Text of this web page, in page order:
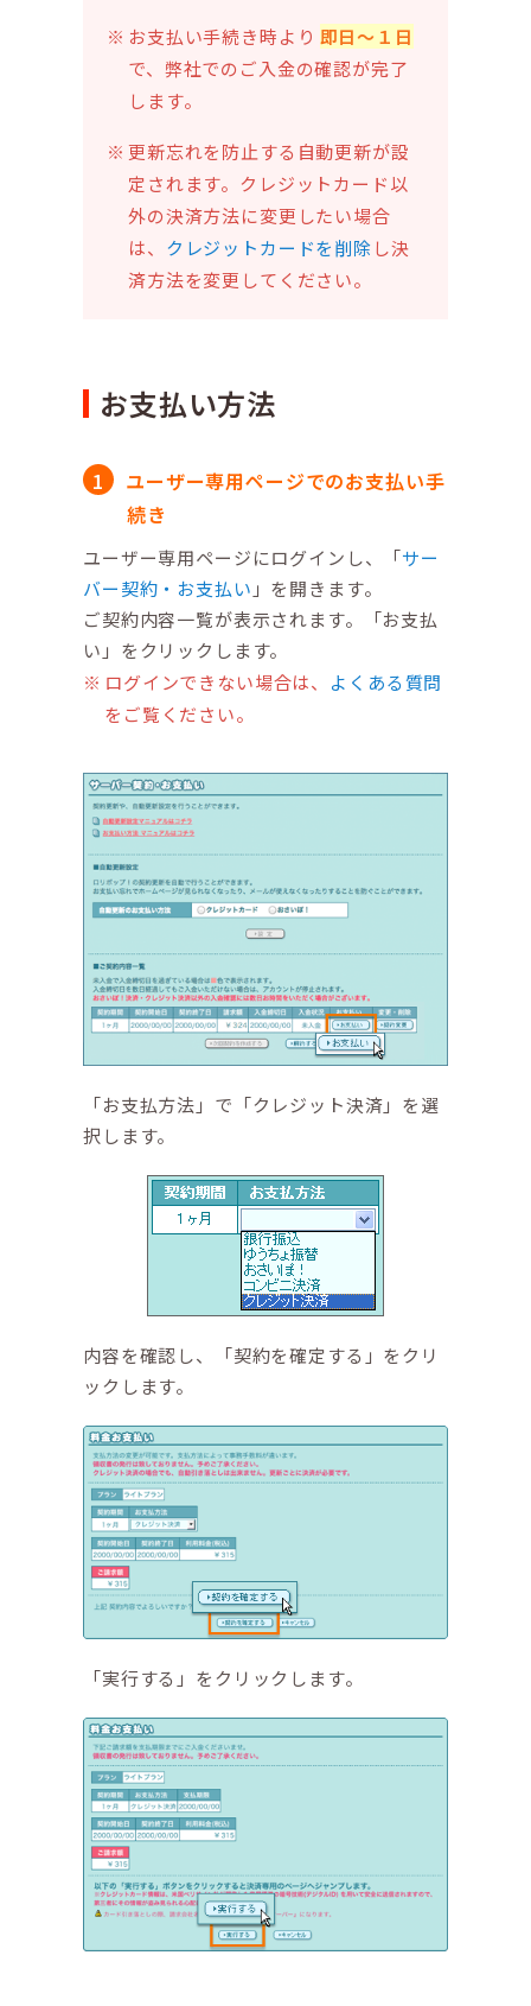
お支払い手続き時より 即日～１日
で、弊社でのご入金の確認が完了
します。
更新忘れを防止する自動更新が設
定されます。クレジットカード以
外の決済方法に変更したい場合
は、 クレジットカードを削除し決
済方法を変更してください。
お支払い方法
ユーザー専用ページでのお支払い手
続き
ユーザー専用ページにログインし、「サー
バー契約・お支払い 」を開きます。
ご契約内容一覧が表示されます。「お支払
い」をクリックします。
ログインできない場合は、 よくある質問
をご覧ください。
「お支払方法」で「クレジット決済」を選
択します。
内容を確認し、「契約を確定する」をクリ
ックします。
「実行する」をクリックします。